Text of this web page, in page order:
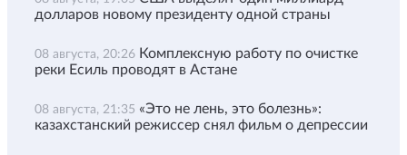
долларов новому президенту одной страны
08 августа, 20:26 Комплексную работу по очистке
реки Есиль проводят в Астане
08 августа, 21:35 «Это не лень, это болезнь»:
казахстанский режиссер снял фильм о депрессии